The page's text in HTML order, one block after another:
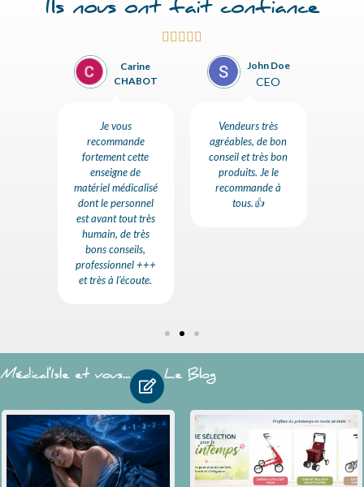
Ils nous ont fait confiance
    
Je vous
recommande
fortement cette
enseigne de
matériel médicalisé
dont le personnel
est avant tout très
humain, de très
bons conseils,
professionnel +++
et très à l'écoute.
Carine
CHABOT
Vendeurs très
agréables, de bon
conseil et très bon
produits. Je le
recommande à
tous.👍
John Doe
CEO
Médical'Isle et vous... Le Blog